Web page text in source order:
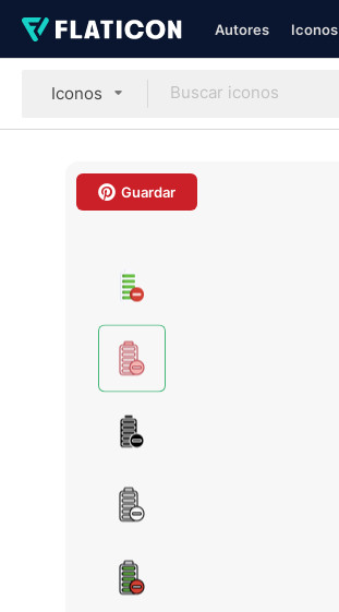
Autores Iconos
Iconos
Guardar